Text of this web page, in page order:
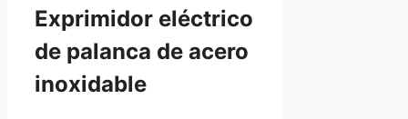
Exprimidor eléctrico
de palanca de acero
inoxidable